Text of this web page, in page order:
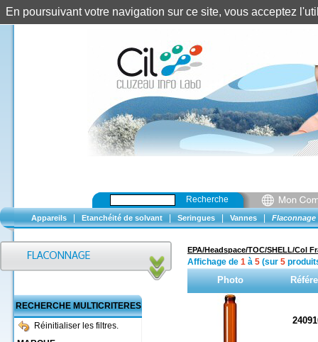
Recherche
Appareils Etanchéité de solvant Seringues Vannes Flaconnage
RECHERCHE MULTICRITERES
Réinitialiser les filtres.
EPA/Headspace/TOC/SHELL/Col
Affichage de 1 à 5 (sur 5
Photo
En poursuivant votre navigation sur ce site, vous acceptez